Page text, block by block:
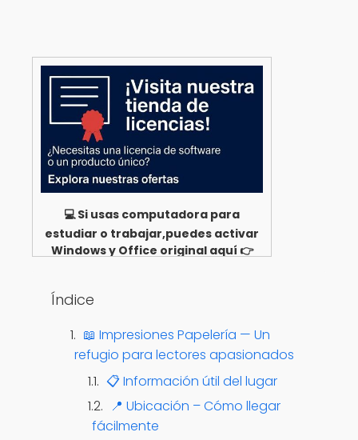
💻 Si usas computadora para
estudiar o trabajar,puedes activar
Windows y Office original aquí 👉
Índice
📖 Impresiones Papelería — Un
refugio para lectores apasionados
📋 Información útil del lugar
📍 Ubicación – Cómo llegar
fácilmente